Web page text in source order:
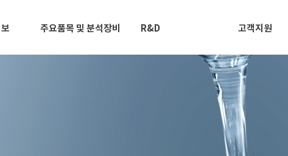
주요품목 및 분석장비 R&D 고객지원